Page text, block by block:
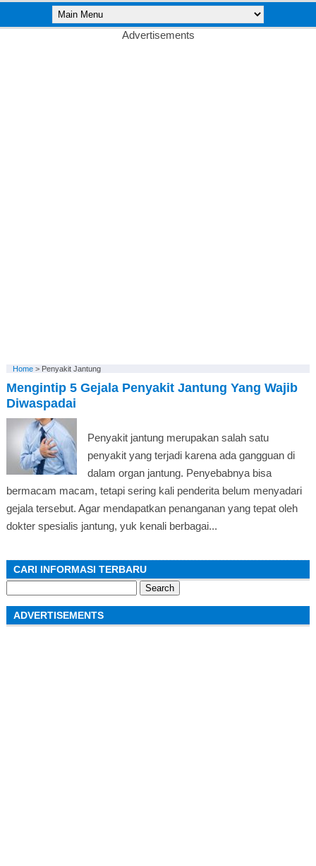
Advertisements
Home> Penyakit Jantung
Mengintip 5 Gejala Penyakit Jantung Yang Wajib
Diwaspadai
Penyakit jantung merupakan salah satu
penyakit yang terjadi karena ada gangguan di
dalam organ jantung. Penyebabnya bisa
bermacam macam, tetapi sering kali penderita belum menyadari
gejala tersebut. Agar mendapatkan penanganan yang tepat oleh
dokter spesialis jantung, yuk kenali berbagai...
CARI INFORMASI TERBARU
for:
ADVERTISEMENTS